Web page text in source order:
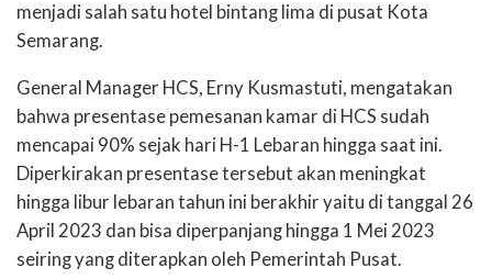
menjadi salah satu hotel bintang lima di pusat Kota
Semarang.
General Manager HCS, Erny Kusmastuti, mengatakan
bahwa presentase pemesanan kamar di HCS sudah
mencapai 90% sejak hari H -1 Lebaran hingga saat ini.
Diperkirakan presentasetersebut akan meningkat
hingga libur lebaran tahun ini berakhir yaitu di tanggal 26
April 2023 dan bisa diperpanjang hingga 1 Mei 2023
seiringyang diterapkan oleh Pemerintah Pusat.